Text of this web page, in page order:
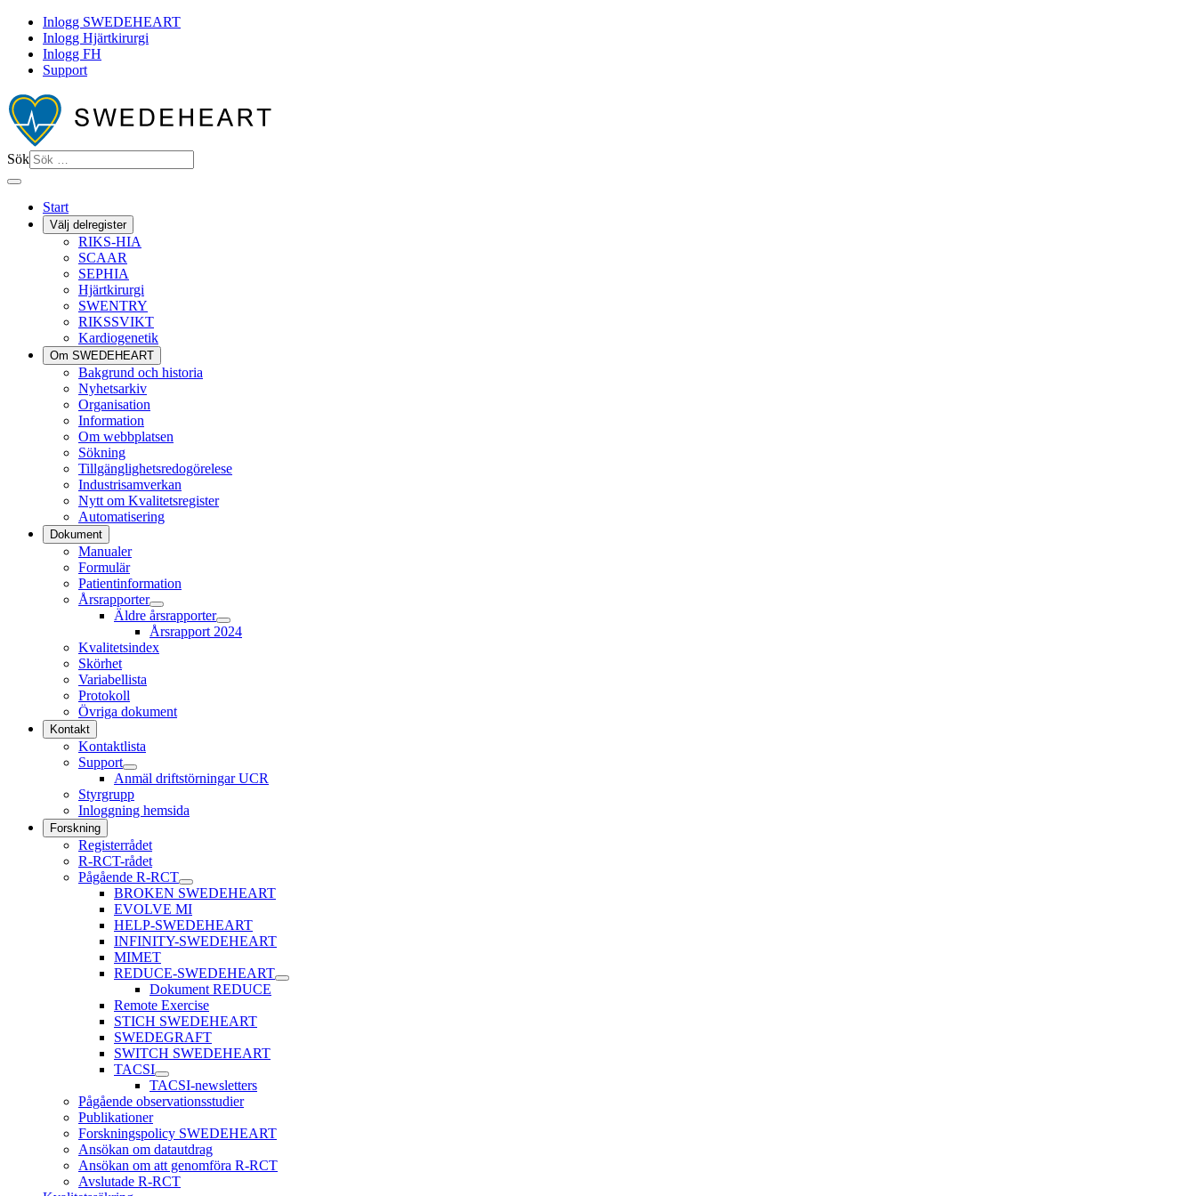
Inlogg SWEDEHEART
Inlogg Hjärtkirurgi
Inlogg FH
Support
Sök
Start
Välj delregister
RIKS-HIA
SCAAR
SEPHIA
Hjärtkirurgi
SWENTRY
RIKSSVIKT
Kardiogenetik
Om SWEDEHEART
Bakgrund och historia
Nyhetsarkiv
Organisation
Information
Om webbplatsen
Sökning
Tillgänglighetsredogörelese
Industrisamverkan
Nytt om Kvalitetsregister
Automatisering
Dokument
Manualer
Formulär
Patientinformation
Årsrapporter
Äldre årsrapporter
Årsrapport 2024
Kvalitetsindex
Skörhet
Variabellista
Protokoll
Övriga dokument
Kontakt
Kontaktlista
Support
Anmäl driftstörningar UCR
Styrgrupp
Inloggning hemsida
Forskning
Registerrådet
R-RCT-rådet
Pågående R-RCT
BROKEN SWEDEHEART
EVOLVE MI
HELP-SWEDEHEART
INFINITY-SWEDEHEART
MIMET
REDUCE-SWEDEHEART
Dokument REDUCE
Remote Exercise
STICH SWEDEHEART
SWEDEGRAFT
SWITCH SWEDEHEART
TACSI
TACSI-newsletters
Pågående observationsstudier
Publikationer
Forskningspolicy SWEDEHEART
Ansökan om datautdrag
Ansökan om att genomföra R-RCT
Avslutade R-RCT